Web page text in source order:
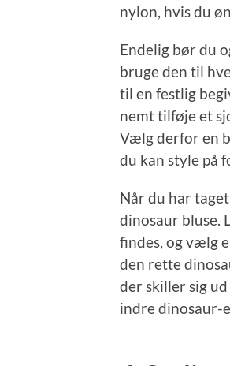
nylon, hvis du
Endelig bør du
bruge den til
til en festlig
nemt tilføje et
Vælg derfor en
du kan style på
Når du har
dinosaur bluse.
findes, og vælg
den rette
der skiller sig
indre dinosaur-